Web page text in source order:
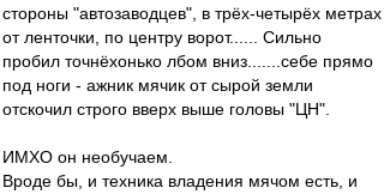
стороны "автозаводцев", в трёх-четырёх метрах
от ленточки, по центру ворот...... Сильно
пробил точнёхонько лбом вниз.......себе прямо
под ноги - ажник мячик от сырой земли
отскочил строго вверх выше головы "ЦН".
ИМХО он необучаем.
Вроде бы, и техника владения мячом есть, и